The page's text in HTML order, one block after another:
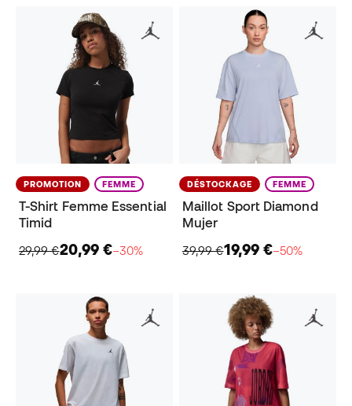
PROMOTION FEMME
T-Shirt Femme Essential
Timid
29,99 €20,99 €−30%
DÉSTOCKAGE FEMME
Maillot Sport Diamond
Mujer
39,99 €19,99 €−50%